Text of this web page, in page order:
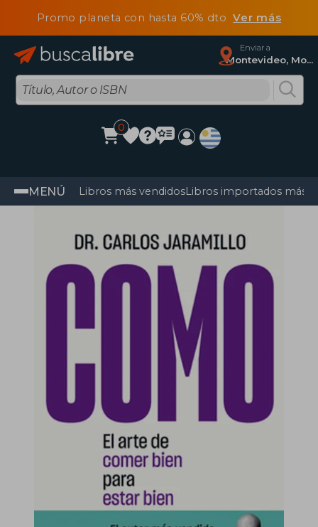
Promo planeta con hasta 60% dtoVer más
Enviar a
Montevideo, Montevideo
0
MENÚ Libros más vendidosLibros importados más